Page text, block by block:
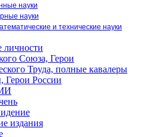
науки
науки
и технические науки
личности
Союза, Герои
Труда, полные кавалеры
Герои России
издания